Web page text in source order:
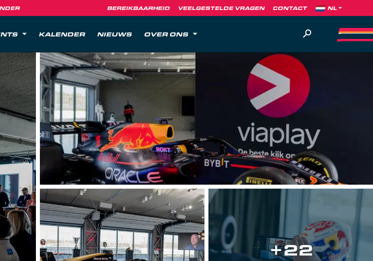
BEREIKBAARHEID VEELGESTELDE VRAGEN CONTACT
KALENDER NIEUWS OVER ONS
+22